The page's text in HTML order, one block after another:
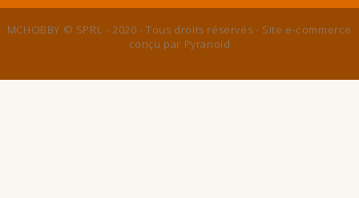
MCHOBBY © SPRL - 2020 - Tous droits réservés - Site e-commerce
conçu par Pyranoid